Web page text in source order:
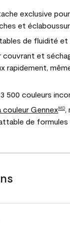
exclusive
et
de fluidité et
couvrant et
rapidement,
500 couleurs
couleur GennexMD
de